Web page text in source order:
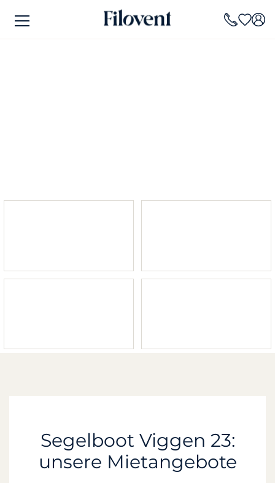
Segelboot Viggen 23:
unsere Mietangebote